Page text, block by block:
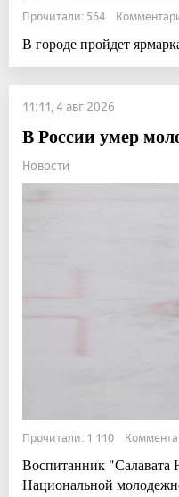
Прочитали: 564
В городе пройдет
11:11, 4 авг 2026
В России умер
Новости
Прочитали: 1 110
Воспитанник "Салавата
Национальной